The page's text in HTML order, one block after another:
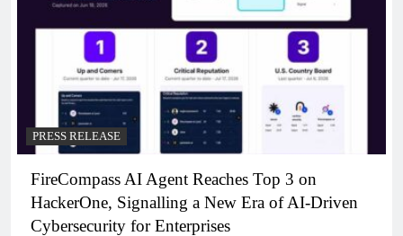
PRESS RELEASE
FireCompass AI Agent Reaches Top 3 on
HackerOne, Signalling a New Era of AI-Driven
Cybersecurity for Enterprises